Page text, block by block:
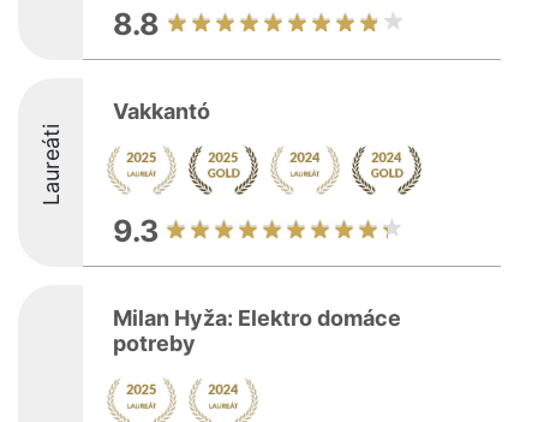
8.8
Laureáti
Vakkantó
9.3
Milan Hyža: Elektro domáce
potreby